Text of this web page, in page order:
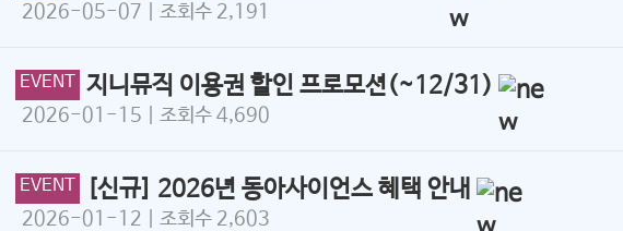
2026-05-07 | 조회수 2,191
EVENT 지니뮤직 이용권 할인 프로모션(~12/31)
2026-01-15 | 조회수 4,690
EVENT [신규] 2026년 동아사이언스 혜택 안내
2026-01-12 | 조회수 2,603